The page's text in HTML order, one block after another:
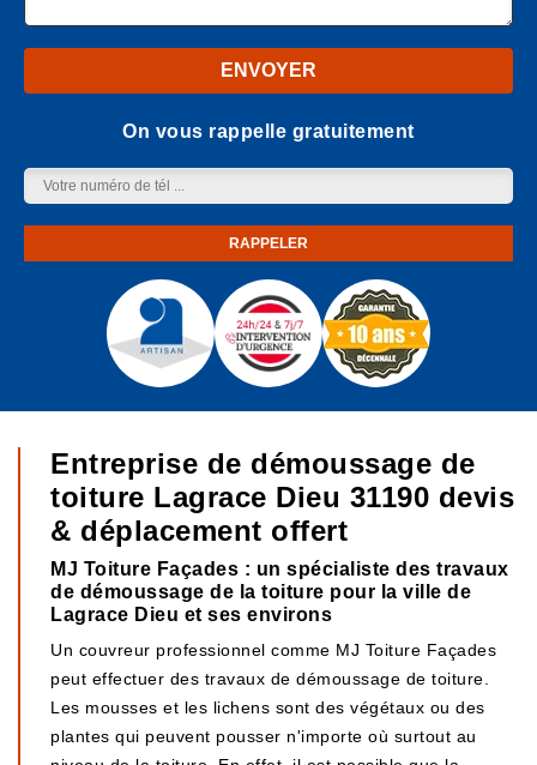
On vous rappelle gratuitement
Entreprise de démoussage de
toiture Lagrace Dieu 31190 devis
& déplacement offert
MJ Toiture Façades : un spécialiste des travaux
de démoussage de la toiture pour la ville de
Lagrace Dieu et ses environs
Un couvreur professionnel comme MJ Toiture Façades
peut effectuer des travaux de démoussage de toiture.
Les mousses et les lichens sont des végétaux ou des
plantes qui peuvent pousser n'importe où surtout au